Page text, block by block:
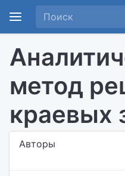
метод
краевых
Авторы